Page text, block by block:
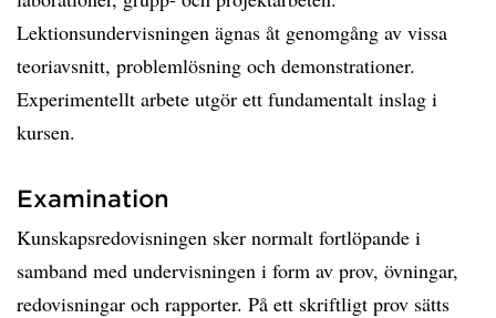
Lektionsundervisningen ägnas åt genomgång av vissa
teoriavsnitt, problemlösning och demonstrationer.
Experimentellt arbete utgör ett fundamentalt inslag i
kursen.
Examination
Kunskapsredovisningen sker normalt fortlöpande i
samband med undervisningen i form av prov, övningar,
redovisningar och rapporter. På ett skriftligt prov sätts